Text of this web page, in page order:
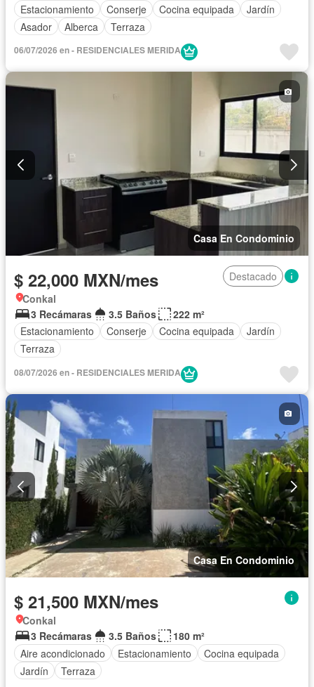
Estacionamiento
Conserje Cocina equipada
Jardín
Asador
Alberca Terraza
06/07/2026 en - RESIDENCIALES MERIDA
Casa En Condominio
$ 22,000 MXN/mes
Destacado
Conkal
3 Recámaras
3.5 Baños
222 m²
Estacionamiento
Conserje Cocina equipada
Jardín
Terraza
08/07/2026 en - RESIDENCIALES MERIDA
Casa En Condominio
$ 21,500 MXN/mes
Conkal
3 Recámaras
3.5 Baños
180 m²
Aire acondicionado
Estacionamiento
Cocina equipada
Jardín
Terraza